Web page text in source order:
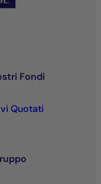
La Française
- La Française
Fondi
Quotati